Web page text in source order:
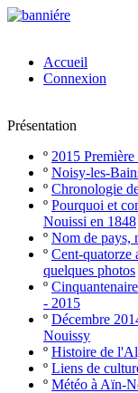
Accueil
Connexion
Présentation
º 2015
º Noisy-les-
º Chronologie
º Pourquoi et
Nouissi en 1848
º Nom de pays,
º Cent-quatorze
quelques photos
º
- 2015
º Décembre
Nouissy
º Histoire de
º Liens de
º Météo à Aïn-